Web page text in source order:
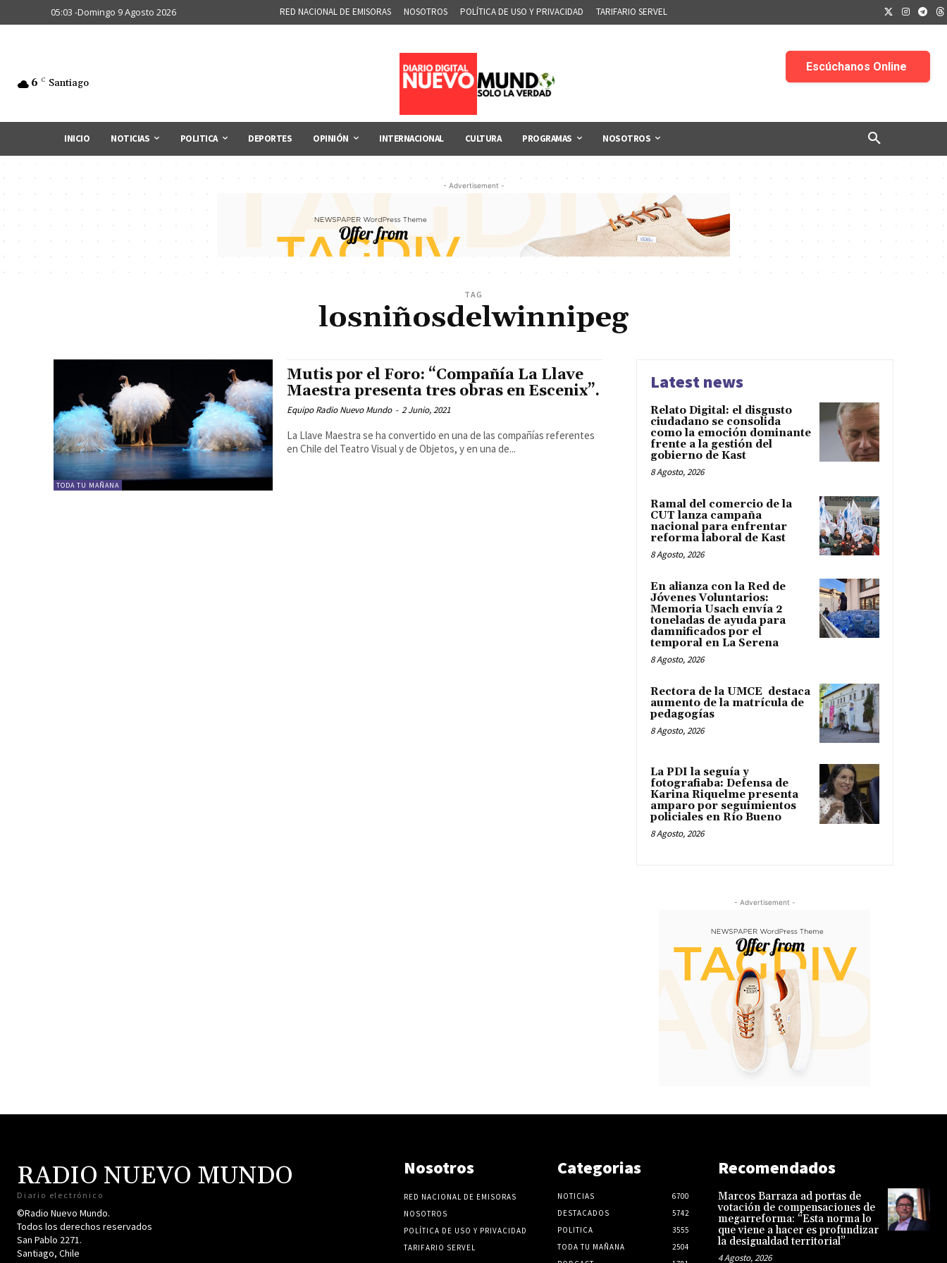
05:03 -Domingo 9 Agosto 2026 RED NACIONAL DE EMISORAS NOSOTROS POLÍTICA DE USO Y PRIVACIDAD TARIFARIO SERVEL
6 C Santiago
INICIO NOTICIAS POLITICA DEPORTES OPINIÓN INTERNACIONAL CULTURA PROGRAMAS NOSOTROS
- Advertisement -
TAG
losniñosdelwinnipeg
TODA TU MAÑANA
Mutis por el Foro: “Compañía La Llave
Maestra presenta tres obras en Escenix”.
Equipo Radio Nuevo Mundo - 2 Junio, 2021
La Llave Maestra se ha convertido en una de las compañías referentes
en Chile del Teatro Visual y de Objetos, y en una de...
Latest news
Relato Digital: el disgusto
ciudadano se consolida
como la emoción dominante
frente a la gestión del
gobierno de Kast
8 Agosto, 2026
Ramal del comercio de la
CUT lanza campaña
nacional para enfrentar
reforma laboral de Kast
8 Agosto, 2026
En alianza con la Red de
Jóvenes Voluntarios:
Memoria Usach envía 2
toneladas de ayuda para
damnificados por el
temporal en La Serena
8 Agosto, 2026
Rectora de la UMCE destaca
aumento de la matrícula de
pedagogías
8 Agosto, 2026
La PDI la seguía y
fotografiaba: Defensa de
Karina Riquelme presenta
amparo por seguimientos
policiales en Río Bueno
8 Agosto, 2026
- Advertisement -
RADIO NUEVO MUNDO
Diario electrónico
©Radio Nuevo Mundo.
Todos los derechos reservados
San Pablo 2271.
Santiago, Chile
Nosotros
RED NACIONAL DE EMISORAS
NOSOTROS
POLÍTICA DE USO Y PRIVACIDAD
TARIFARIO SERVEL
Categorias
NOTICIAS
6700
DESTACADOS
5742
POLITICA
3555
TODA TU MAÑANA
2504
Recomendados
Marcos Barraza ad portas de
votación de compensaciones de
megarreforma: “Esta norma lo
que viene a hacer es profundizar
la desigualdad territorial”
4 Agosto, 2026